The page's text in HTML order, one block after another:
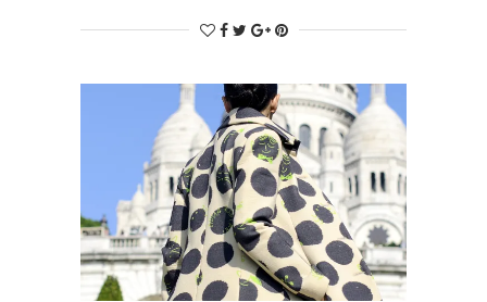
aspettavo di provarlo ancora dopo l’esperienza